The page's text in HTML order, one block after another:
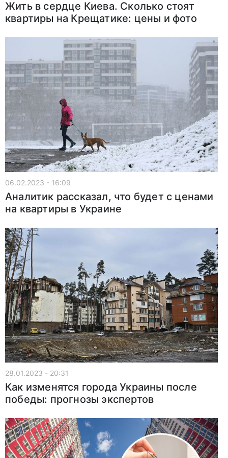
Жить в сердце Киева. Сколько стоят
квартиры на Крещатике: цены и фото
06.02.2023 - 16:09
Аналитик рассказал, что будет с ценами
на квартиры в Украине
28.01.2023 - 20:31
Как изменятся города Украины после
победы: прогнозы экспертов